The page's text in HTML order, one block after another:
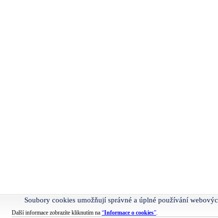
Soubory cookies umožňují správné a úplné používání
Další informace zobrazíte kliknutím na “Informace o cookies”.